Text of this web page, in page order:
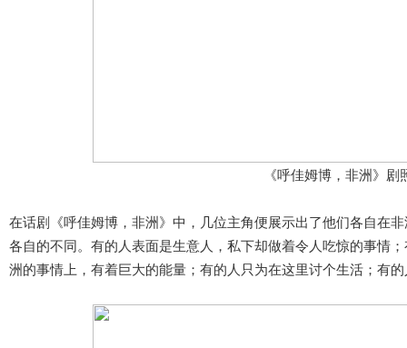
《呼佳姆博，非洲》 剧
在话剧《呼佳姆博，非洲》中，几位主角便展示出了他们各自在
各自的不同。有的人表面是生意人，私下却做着令人吃惊的事情
洲的事情上，有着巨大的能量；有的人只为在这里讨个生活；有